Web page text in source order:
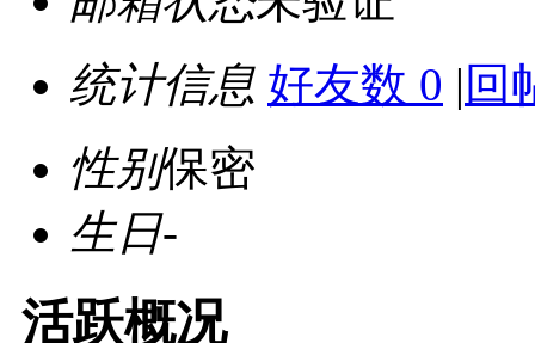
统计信息 好友数 0 | 回
性别保密
生日-
活跃概况